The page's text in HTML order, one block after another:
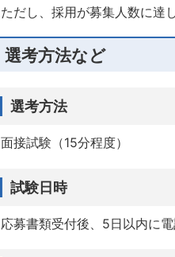
ただし、採用が募集人数に達
選考方法など
選考方法
面接試験（15分程度）
試験日時
応募書類受付後、5日以内に電